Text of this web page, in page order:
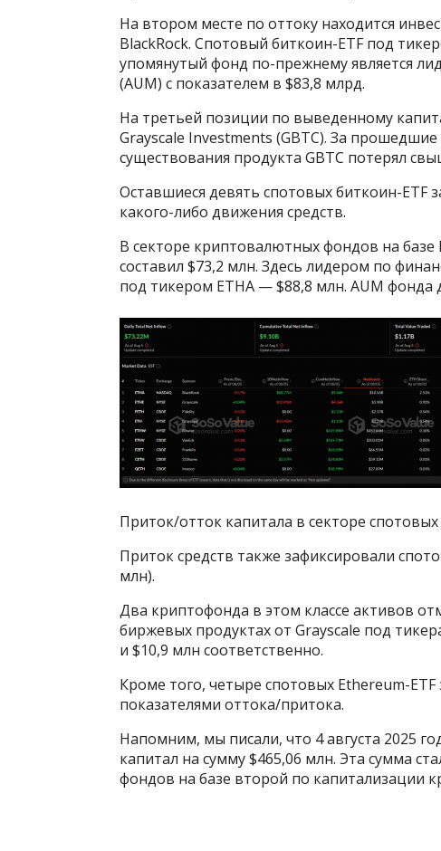
На втором месте по оттоку находится
BlackRock. Спотовый биткоин-ETF под
упомянутый фонд по-прежнему является
(AUM) с показателем в $83,8 млрд.
На третьей позиции по выведенному
Grayscale Investments (GBTC). За
существования продукта GBTC потерял
Оставшиеся девять спотовых биткоин-
какого-либо движения средств.
В секторе криптовалютных фондов на базе
составил $73,2 млн. Здесь лидером по
под тикером ETHA — $88,8 млн. AUM фонда
Приток/отток капитала в секторе
Приток средств также зафиксировали
млн).
Два криптофонда в этом классе активов
биржевых продуктах от Grayscale под
и $10,9 млн соответственно.
Кроме того, четыре спотовых Ethereum-
показателями оттока/притока.
Напомним, мы писали, что 4 августа 2025
капитал на сумму $465,06 млн. Эта сумма
фондов на базе второй по капитализации